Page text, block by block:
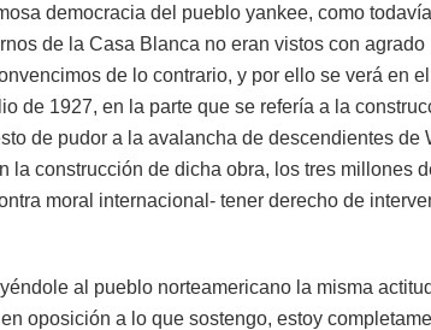
democracia del pueblo yankee, como
de la Casa Blanca no eran vistos con agrado
de lo contrario, y por ello se verá en
de 1927, en la parte que se refería a la
de pudor a la avalancha de descendientes de
la construcción de dicha obra, los tres millones
moral internacional- tener derecho de
al pueblo norteamericano la misma
oposición a lo que sostengo, estoy